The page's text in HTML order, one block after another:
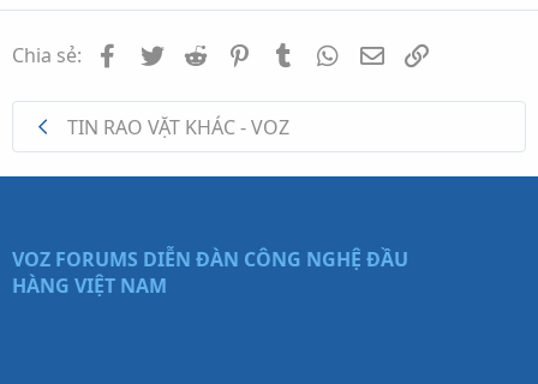
Chia sẻ: Facebook
TwitterReddit PinterestTumblrWhatsApp
Email
TIN RAO VẶT KHÁC - VOZ
VOZ FORUMS DIỄN ĐÀN CÔNG NGHỆ ĐẦU
HÀNG VIỆT NAM